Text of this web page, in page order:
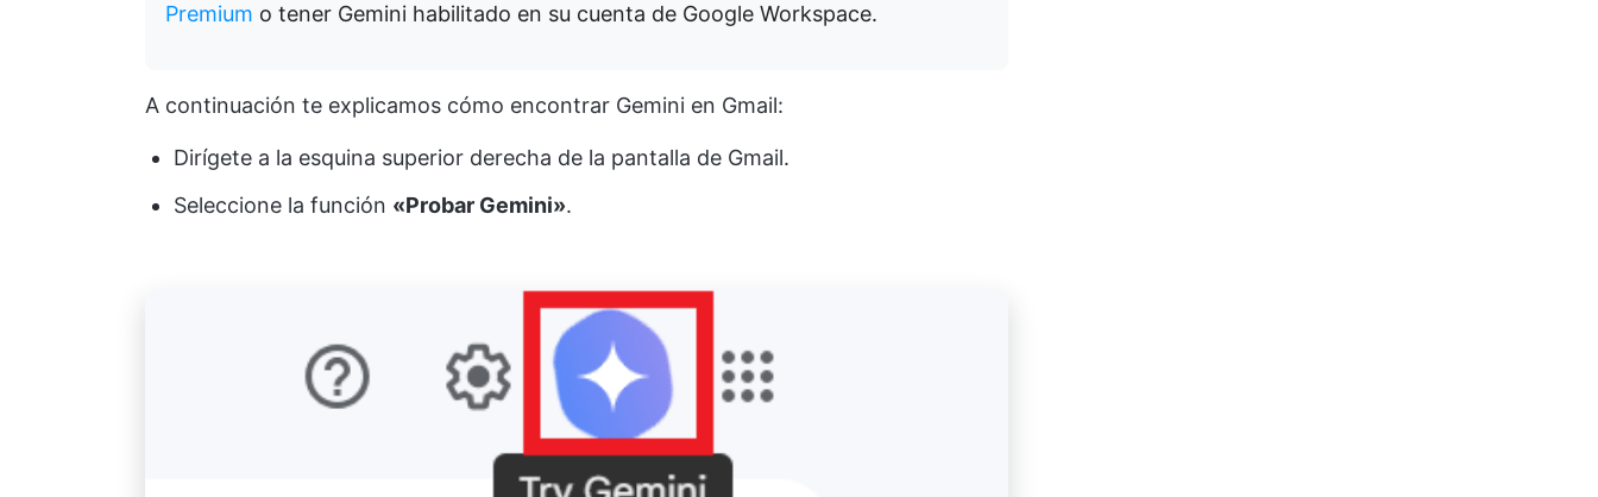
Premium o tener Gemini habilitado en su cuenta de Google Workspace.
A continuación te explicamos cómo encontrar Gemini en Gmail:
Dirígete a la esquina superior derecha de la pantalla de Gmail.
Seleccione la función «Probar Gemini».